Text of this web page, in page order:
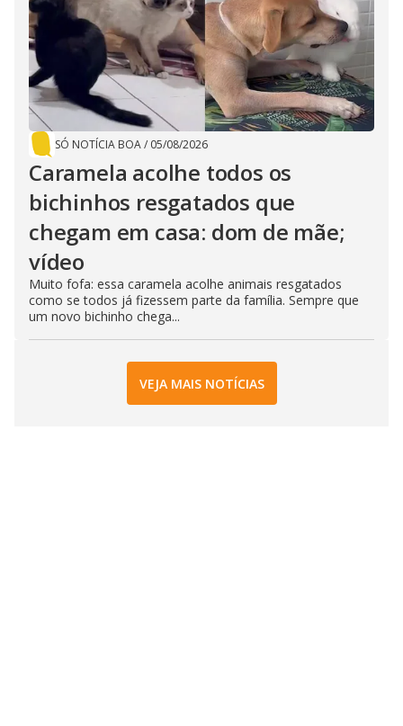
SÓ NOTÍCIA BOA/ 05/08/2026
Caramela acolhe todos os
bichinhos resgatados que
chegam em casa: dom de mãe;
vídeo
Muito fofa: essa caramela acolhe animais resgatados
como se todos já fizessem parte da família. Sempre que
um novo bichinho chega...
VEJA MAIS NOTÍCIAS